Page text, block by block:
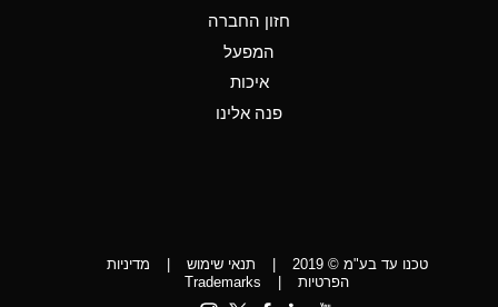
Aniline
D
חזון החברה
המפעל
איכות
פנה אלינו
טכנו עד בע"מ © 2019 | תנאי שימוש |
מדיניות
הפרטיות
|
Trademarks